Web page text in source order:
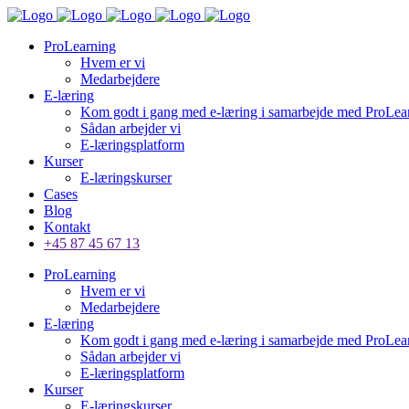
ProLearning
Hvem er vi
Medarbejdere
E-læring
Kom godt i gang med e-læring i samarbejde med
Sådan arbejder vi
E-læringsplatform
Kurser
E-læringskurser
Cases
Blog
Kontakt
+45 87 45 67 13
ProLearning
Hvem er vi
Medarbejdere
E-læring
Kom godt i gang med e-læring i samarbejde med
Sådan arbejder vi
E-læringsplatform
Kurser
E-læringskurser